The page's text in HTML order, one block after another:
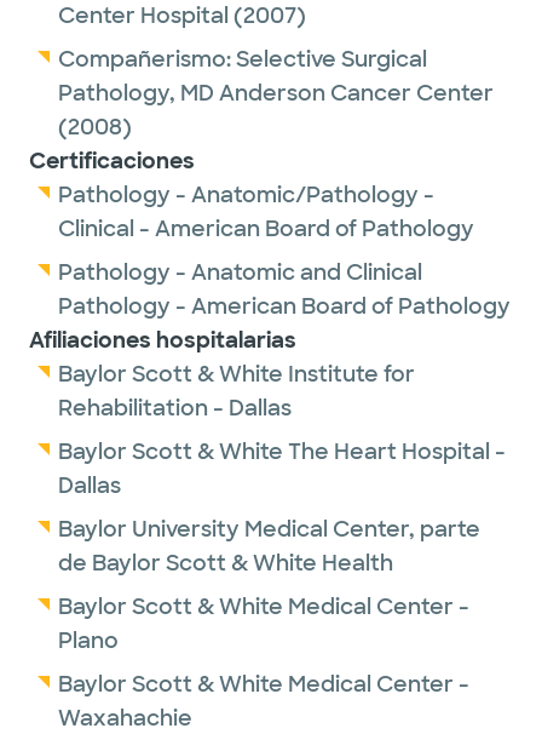
Center Hospital (2007)
Compañerismo:Selective Surgical
Pathology, MD Anderson Cancer Center
(2008)
Certificaciones
Pathology - Anatomic/Pathology -
Clinical - American Board of Pathology
Pathology - Anatomic and Clinical
Pathology - American Board of Pathology
Afiliaciones hospitalarias
Baylor Scott & White Institute for
Rehabilitation - Dallas
Baylor Scott & White The Heart Hospital -
Dallas
Baylor University Medical Center, parte
de Baylor Scott & White Health
Baylor Scott & White Medical Center -
Plano
Baylor Scott & White Medical Center -
Waxahachie